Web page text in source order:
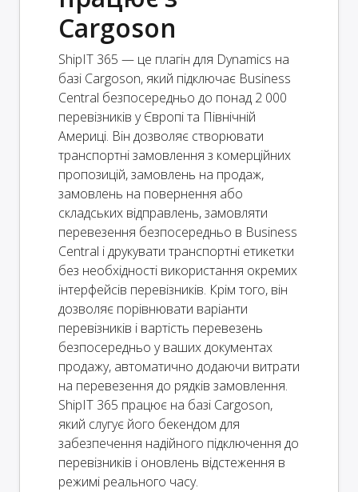
Cargoson
ShipIT 365 — це плагін для Dynamics на
базі Cargoson, який підключає Business
Central безпосередньо до понад 2 000
перевізників у Європі та Північній
Америці. Він дозволяє створювати
транспортні замовлення з комерційних
пропозицій, замовлень на продаж,
замовлень на повернення або
складських відправлень, замовляти
перевезення безпосередньо в Business
Central і друкувати транспортні етикетки
без необхідності використання окремих
інтерфейсів перевізників. Крім того, він
дозволяє порівнювати варіанти
перевізників і вартість перевезень
безпосередньо у ваших документах
продажу, автоматично додаючи витрати
на перевезення до рядків замовлення.
ShipIT 365 працює на базі Cargoson,
який слугує його бекендом для
забезпечення надійного підключення до
перевізників і оновлень відстеження в
режимі реального часу.